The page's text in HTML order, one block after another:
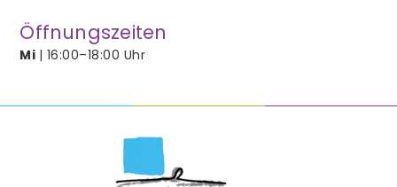
Erstkommunion
Firmung
Öffnungszeiten
Mi | 16:00–18:00 Uhr